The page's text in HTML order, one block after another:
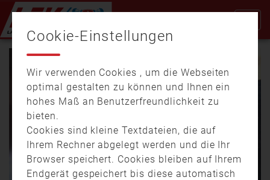
Video
Cookie-Einstellungen
Wir verwenden Cookies , um die Webseiten
optimal gestalten zu können und Ihnen ein
hohes Maß an Benutzerfreundlichkeit zu
bieten.
Cookies sind kleine Textdateien, die auf
Ihrem Rechner abgelegt werden und die Ihr
Browser speichert. Cookies bleiben auf Ihrem
Endgerät gespeichert bis diese automatisch